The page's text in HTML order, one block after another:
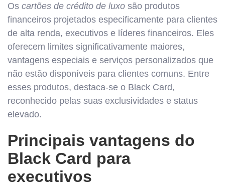
Os cartões de crédito de luxo são produtos
financeiros projetados especificamente para clientes
de alta renda, executivos e líderes financeiros. Eles
oferecem limites significativamente maiores,
vantagens especiais e serviços personalizados que
não estão disponíveis para clientes comuns. Entre
esses produtos, destaca-se o Black Card,
reconhecido pelas suas exclusividades e status
elevado.
Principais vantagens do
Black Card para
executivos